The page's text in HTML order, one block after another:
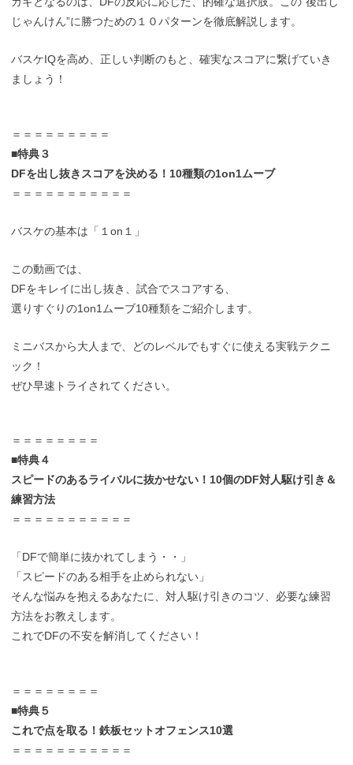
じゃんけん”に勝つための１０パターンを徹底解説します。
バスケIQを高め、正しい判断のもと、確実なスコアに繋げていき
ましょう！
＝＝＝＝＝＝＝＝＝
■特典３
DFを出し抜きスコアを決める！10種類の1on1ムーブ
＝＝＝＝＝＝＝＝＝＝＝
バスケの基本は「１on１」
この動画では、
DFをキレイに出し抜き、試合でスコアする、
選りすぐりの1on1ムーブ10種類をご紹介します。
ミニバスから大人まで、どのレベルでもすぐに使える実戦テクニ
ック！
ぜひ早速トライされてください。
＝＝＝＝＝＝＝＝
■特典４
スピードのあるライバルに抜かせない！10個のDF対人駆け引き＆
練習方法
＝＝＝＝＝＝＝＝＝＝＝
「DFで簡単に抜かれてしまう・・」
「スピードのある相手を止められない」
そんな悩みを抱えるあなたに、対人駆け引きのコツ、必要な練習
方法をお教えします。
これでDFの不安を解消してください！
＝＝＝＝＝＝＝＝
■特典５
これで点を取る！鉄板セットオフェンス10選
＝＝＝＝＝＝＝＝＝＝＝